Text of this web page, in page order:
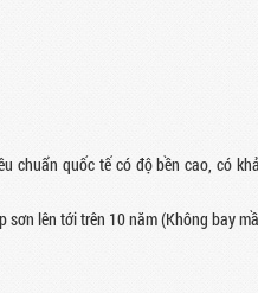
chuẩn quốc tế có độ bền cao, có
lên tới trên 10 năm (Không bay